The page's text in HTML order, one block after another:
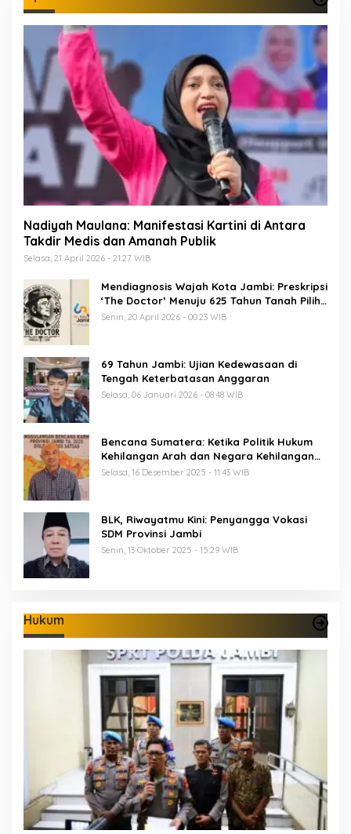
Nadiyah Maulana: Manifestasi Kartini di Antara
Takdir Medis dan Amanah Publik
Selasa, 21 April 2026 - 21:27 WIB
Mendiagnosis Wajah Kota Jambi: Preskripsi
‘The Doctor’ Menuju 625 Tahun Tanah Pilih
Pusako Batuah
Senin, 20 April 2026 - 00:23 WIB
69 Tahun Jambi: Ujian Kedewasaan di
Tengah Keterbatasan Anggaran
Selasa, 06 Januari 2026 - 08:48 WIB
Bencana Sumatera: Ketika Politik Hukum
Kehilangan Arah dan Negara Kehilangan
Keberanian
Selasa, 16 Desember 2025 - 11:43 WIB
BLK, Riwayatmu Kini: Penyangga Vokasi
SDM Provinsi Jambi
Senin, 13 Oktober 2025 - 15:29 WIB
Hukum